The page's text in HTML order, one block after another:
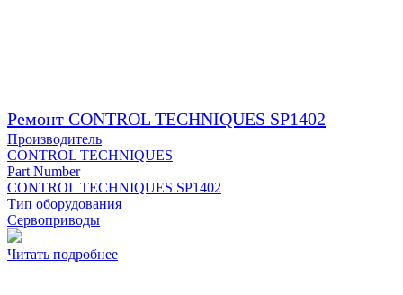
Ремонт CONTROL TECHNIQUES SP1402
Производитель
CONTROL TECHNIQUES
Part Number
CONTROL TECHNIQUES SP1402
Тип оборудования
Сервоприводы
Читать подробнее